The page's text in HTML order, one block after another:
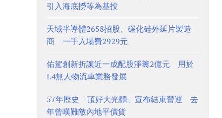
引入海底撈等為基投
天域半導體2658招股、碳化硅外延片製造
商 一手入場費2929元
佑駕創新折讓近一成配股淨籌2億元 用於
L4無人物流車業務發展
57年歷史「頂好大光麵」宣布結束營運 去
年曾嘆難敵內地平價貨